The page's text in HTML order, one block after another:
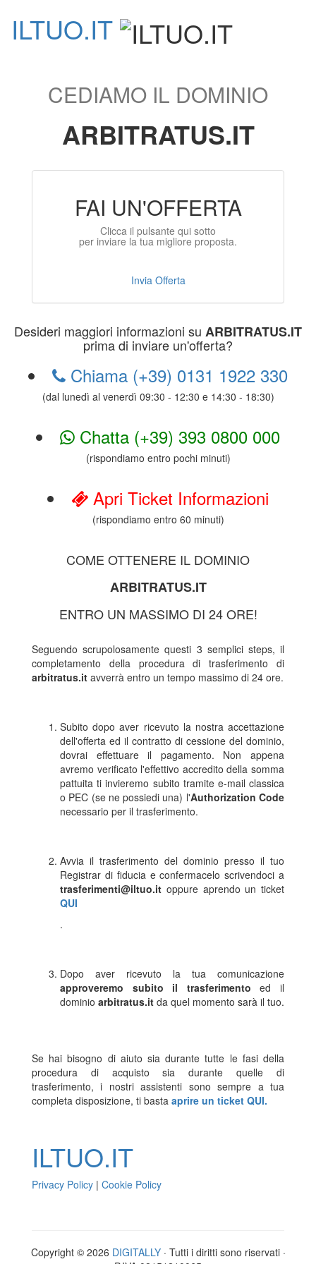
ILTUO.IT
CEDIAMO IL DOMINIO
ARBITRATUS.IT
FAI UN'OFFERTA
Clicca il pulsante qui sotto
per inviare la tua migliore proposta.
Invia Offerta
Desideri maggiori informazioni su ARBITRATUS.IT
prima di inviare un'offerta?
Chiama (+39) 0131 1922 330
(dal lunedì al venerdì 09:30 - 12:30 e 14:30 - 18:30)
Chatta (+39) 393 0800 000
(rispondiamo entro pochi minuti)
Apri Ticket Informazioni
(rispondiamo entro 60 minuti)
COME OTTENERE IL DOMINIO
ARBITRATUS.IT
ENTRO UN MASSIMO DI 24 ORE!
Seguendo scrupolosamente questi 3 semplici steps, il
completamento della procedura di trasferimento di
arbitratus.it avverrà entro un tempo massimo di 24 ore.
Subito dopo aver ricevuto la nostra accettazione
dell'offerta ed il contratto di cessione del dominio,
dovrai effettuare il pagamento. Non appena
avremo verificato l'effettivo accredito della somma
pattuita ti invieremo subito tramite e-mail classica
o PEC (se ne possiedi una) l'Authorization Code
necessario per il trasferimento.
Avvia il trasferimento del dominio presso il tuo
Registrar di fiducia e confermacelo scrivendoci a
trasferimenti@iltuo.it oppure aprendo un ticket
QUI
.
Dopo aver ricevuto la tua comunicazione
approveremo subito il trasferimento ed il
dominio arbitratus.it da quel momento sarà il tuo.
Se hai bisogno di aiuto sia durante tutte le fasi della
procedura di acquisto sia durante quelle di
trasferimento, i nostri assistenti sono sempre a tua
completa disposizione, ti basta aprire un ticket QUI.
ILTUO.IT
Privacy Policy | Cookie Policy
Copyright © 2026 DIGITALLY· Tutti i diritti sono riservati ·